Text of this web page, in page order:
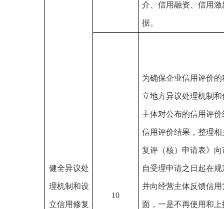
介、信用融资、信用
据。
健全异议处
理机制和设
立信用修复
10
为确保企业信用评价
立地方异议处理机制
主体对公布的信用评
信用评价结果，整理
复评（核）申请表》
自受理申请之日起在
并向经营主体反馈信
面，一是不再使用和